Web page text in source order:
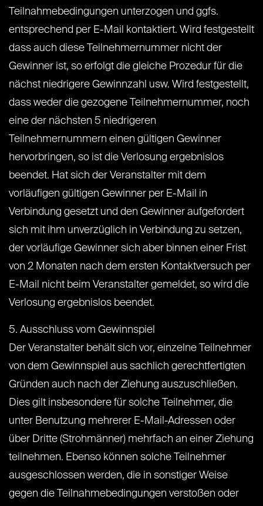
Teilnahmebedingungen unterzogen und ggfs.
entsprechend per E-Mail kontaktiert. Wird festgestellt
dass auch diese Teilnehmernummer nicht der
Gewinner ist, so erfolgt die gleiche Prozedur für die
nächst niedrigere Gewinnzahl usw. Wird festgestellt,
dass weder die gezogene Teilnehmernummer, noch
eine der nächsten 5 niedrigeren
Teilnehmernummern einen gültigen Gewinner
hervorbringen, so ist die Verlosung ergebnislos
beendet. Hat sich der Veranstalter mit dem
vorläufigen gültigen Gewinner per E-Mail in
Verbindung gesetzt und den Gewinner aufgefordert
sich mit ihm unverzüglich in Verbindung zu setzen,
der vorläufige Gewinner sich aber binnen einer Frist
von 2 Monaten nach dem ersten Kontaktversuch per
E-Mail nicht beim Veranstalter gemeldet, so wird die
Verlosung ergebnislos beendet.
5. Ausschluss vom Gewinnspiel
Der Veranstalter behält sich vor, einzelne Teilnehmer
von dem Gewinnspiel aus sachlich gerechtfertigten
Gründen auch nach der Ziehung auszuschließen.
Dies gilt insbesondere für solche Teilnehmer, die
unter Benutzung mehrerer E-Mail-Adressen oder
über Dritte (Strohmänner) mehrfach an einer Ziehung
teilnehmen. Ebenso können solche Teilnehmer
ausgeschlossen werden, die in sonstiger Weise
gegen die Teilnahmebedingungen verstoßen oder